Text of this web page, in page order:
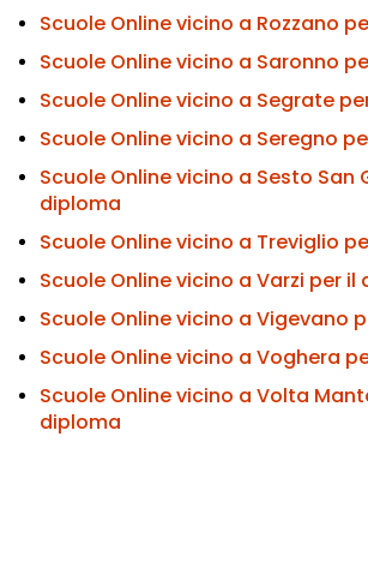
Scuole Online vicino a Rozzano
Scuole Online vicino a Saronno
Scuole Online vicino a Segrate
Scuole Online vicino a Seregno
Scuole Online vicino a Sesto San
diploma
Scuole Online vicino a Treviglio
Scuole Online vicino a Varzi per il
Scuole Online vicino a Vigevano
Scuole Online vicino a Voghera
Scuole Online vicino a Volta
diploma